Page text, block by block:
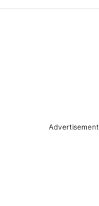
Advertisement